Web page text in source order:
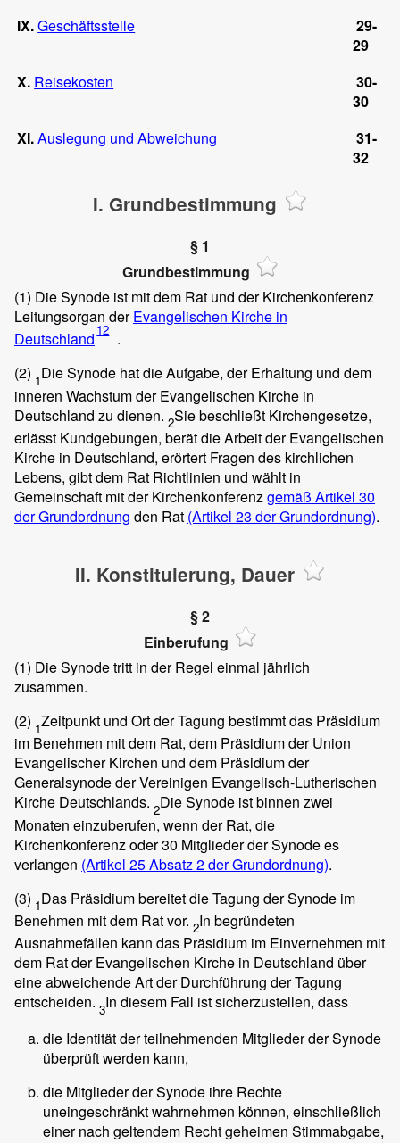
IX.Geschäftsstelle
29-
29
X. Reisekosten
30-
30
XI.Auslegung und Abweichung
31-
32
I. Grundbestimmung
§ 1
Grundbestimmung
(1) Die Synode ist mit dem Rat und der Kirchenkonferenz
Leitungsorgan derEvangelischen Kirche in
Deutschland 12 .
(2) 1Die Synode hat die Aufgabe, der Erhaltung und dem
inneren Wachstum der Evangelischen Kirche in
Deutschland zu dienen. 2Sie beschließt Kirchengesetze,
erlässt Kundgebungen, berät die Arbeit der Evangelischen
Kirche in Deutschland, erörtert Fragen des kirchlichen
Lebens, gibt dem Rat Richtlinien und wählt in
Gemeinschaft mit der Kirchenkonferenzgemäß Artikel 30
der Grundordnung den Rat (Artikel 23 der Grundordnung).
II. Konstituierung, Dauer
§ 2
Einberufung
(1) Die Synode tritt in der Regel einmal jährlich
zusammen.
(2) 1Zeitpunkt und Ort der Tagung bestimmt das Präsidium
im Benehmen mit dem Rat, dem Präsidium der Union
Evangelischer Kirchen und dem Präsidium der
Generalsynode der Vereinigen Evangelisch-Lutherischen
Kirche Deutschlands. 2Die Synode ist binnen zwei
Monaten einzuberufen, wenn der Rat, die
Kirchenkonferenz oder 30 Mitglieder der Synode es
verlangen (Artikel 25 Absatz 2 der Grundordnung).
(3) 1Das Präsidium bereitet die Tagung der Synode im
Benehmen mit dem Rat vor. 2In begründeten
Ausnahmefällen kann das Präsidium im Einvernehmen mit
dem Rat der Evangelischen Kirche in Deutschland über
eine abweichende Art der Durchführung der Tagung
entscheiden. 3In diesem Fall ist sicherzustellen, dass
die Identität der teilnehmenden Mitglieder der Synode
überprüft werden kann,
die Mitglieder der Synode ihre Rechte
uneingeschränkt wahrnehmen können, einschließlich
einer nach geltendem Recht geheimen Stimmabgabe,